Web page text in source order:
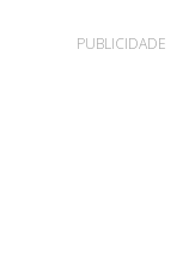
PUBLICIDADE